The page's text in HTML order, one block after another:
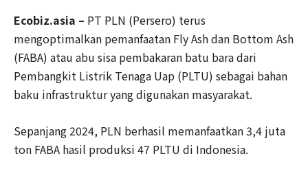
Ecobiz.asia – PT PLN (Persero) terus
mengoptimalkan pemanfaatan Fly Ash dan Bottom Ash
(FABA) atau abu sisa pembakaran batu bara dari
Pembangkit Listrik Tenaga Uap (PLTU) sebagai bahan
baku infrastruktur yang digunakan masyarakat.
Sepanjang 2024, PLN berhasil memanfaatkan 3,4 juta
ton FABA hasil produksi 47 PLTU di Indonesia.